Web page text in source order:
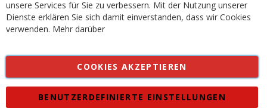
unsere Services für Sie zu verbessern. Mit der Nutzung unserer
Dienste erklären Sie sich damit einverstanden, dass wir Cookies
verwenden. Mehr darüber
COOKIES AKZEPTIEREN
BENUTZERDEFINIERTE EINSTELLUNGEN